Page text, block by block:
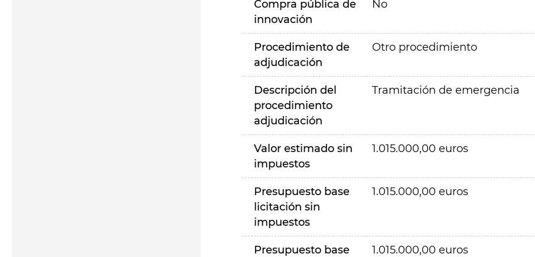
Compra pública de
innovación
No
Procedimiento de
adjudicación
Otro procedimiento
Descripción del
procedimiento
adjudicación
Tramitación de emergencia
Valor estimado sin
impuestos
1.015.000,00 euros
Presupuesto base
licitación sin
impuestos
1.015.000,00 euros
Presupuesto base
1.015.000,00 euros